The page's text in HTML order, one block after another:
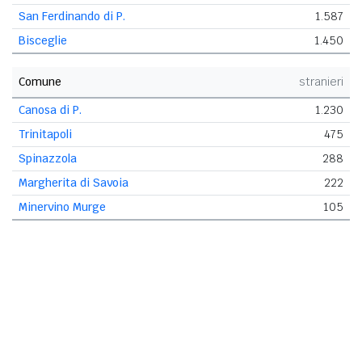
San Ferdinando di P.
1.587
Bisceglie
1.450
Comune
stranieri
Canosa di P.
1.230
Trinitapoli
475
Spinazzola
288
Margherita di Savoia
222
Minervino Murge
105